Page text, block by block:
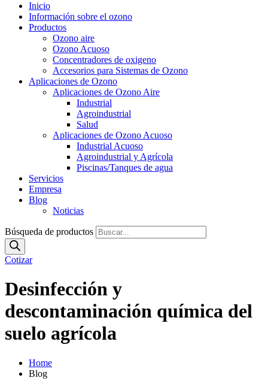
Inicio
Información sobre el ozono
Productos
Ozono aire
Ozono Acuoso
Concentradores de oxigeno
Accesorios para Sistemas de Ozono
Aplicaciones de Ozono
Aplicaciones de Ozono Aire
Industrial
Agroindustrial
Salud
Aplicaciones de Ozono Acuoso
Industrial Acuoso
Agroindustrial y Agrícola
Piscinas/Tanques de agua
Servicios
Empresa
Blog
Noticias
Búsqueda de productos
Cotizar
Desinfección y
descontaminación química del
suelo agrícola
Home
Blog